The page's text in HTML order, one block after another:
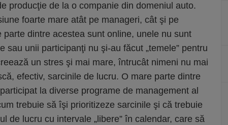
producţie de la o companie din domeniul auto.
foarte mare atât pe manageri, cât şi pe
parte dintre acestea sunt online, unele nu sunt
sau unii participanţi nu şi-au făcut „temele” pentru
un stres şi mai mare, întrucât nimeni nu mai
efectiv, sarcinile de lucru. O mare parte dintre
la diverse programe de management al
trebuie să îşi prioritizeze sarcinile şi că trebuie
de lucru cu intervale „libere” în calendar, care să